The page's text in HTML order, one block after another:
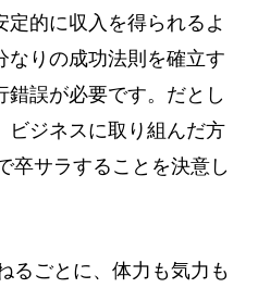
的に収入を得られるよ
なりの成功法則を確立す
錯誤が必要です。だとし
ビジネスに取り組んだ方
卒サラすることを決意し
ごとに、体力も気力も